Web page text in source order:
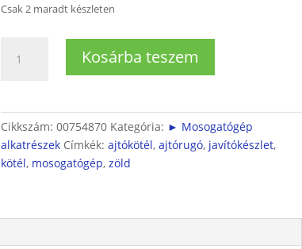
Csak 2 maradt készleten
rugó
Kosárba teszem
Cikkszám:00754870 Kategória: ► Mosogatógép
alkatrészek Címkék:ajtókötél,ajtórugó, javítókészlet,
kötél, mosogatógép,zöld